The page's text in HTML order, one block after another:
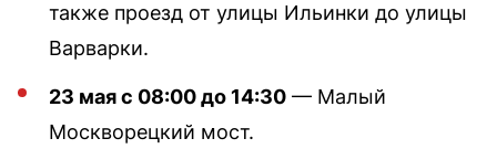
также проезд от улицы Ильинки до улицы
Варварки.
23 мая с 08:00 до 14:30 — Малый
Москворецкий мост.